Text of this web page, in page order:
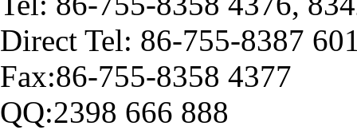
Direct Tel: 86-755-8387
Fax:86-755-8358 4377
QQ:2398 666 888